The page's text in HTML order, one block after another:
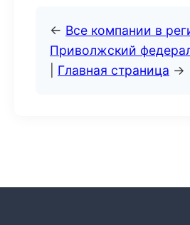
← Все компании в
Приволжский
Главная страница →